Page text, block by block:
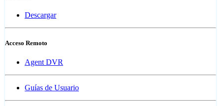
Descargar
Acceso Remoto
Agent DVR
Guías de Usuario